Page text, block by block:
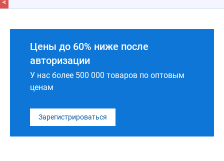
Цены до 60% ниже после
авторизации
У нас более 500 000 товаров по оптовым
ценам
Зарегистрироваться